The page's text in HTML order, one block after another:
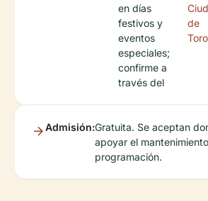
en días
festivos y
eventos
especiales;
confirme a
través del
de
Admisión:Gratuita. Se aceptan
apoyar el
programación.